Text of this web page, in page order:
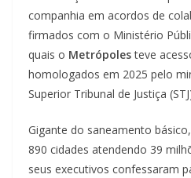
companhia em acordos de
firmados com o Ministério
quais o Metrópolesteve
homologados em 2025 pelo
Superior Tribunal de Justiça
Gigante do saneamento
890 cidades atendendo 39
seus executivos confessaram